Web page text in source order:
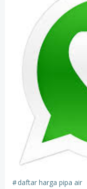
#daftar harga pipa air